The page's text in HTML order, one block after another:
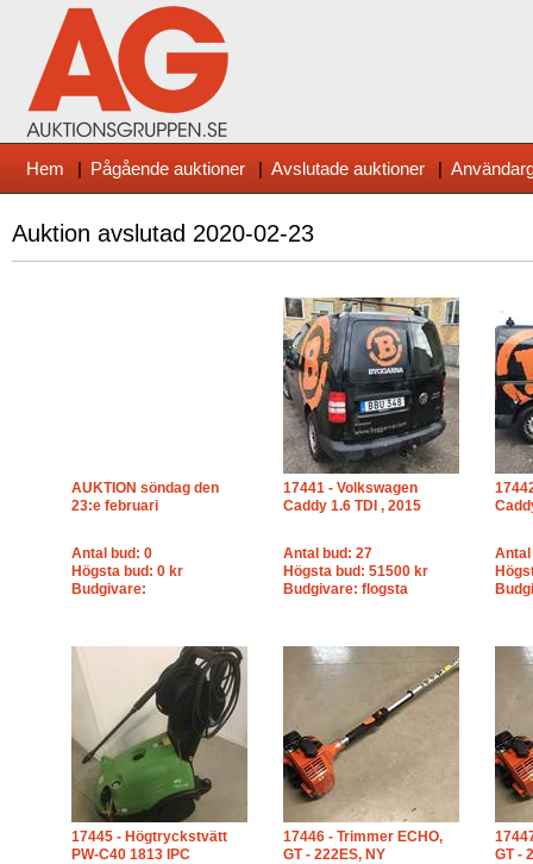
Hem | Pågående auktioner | Avslutade auktioner |
Auktion avslutad 2020-02-23
AUKTION söndag den
23:e februari
Antal bud: 0
Högsta bud: 0 kr
Budgivare:
17441 - Volkswagen
Caddy 1.6 TDI , 2015
Antal bud: 27
Högsta bud: 51500 kr
Budgivare: flogsta
Antal
17445 - Högtryckstvätt
PW-C40 1813 IPC
17446 - Trimmer ECHO,
GT - 222ES, NY
GT -